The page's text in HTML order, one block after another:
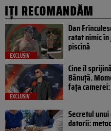
IȚI RECOMANDĂM
EXCLUSIV
Dan
ratat nimic în
piscină
EXCLUSIV
Cine îl
Bănuță.
fața
Secretul
datorii: